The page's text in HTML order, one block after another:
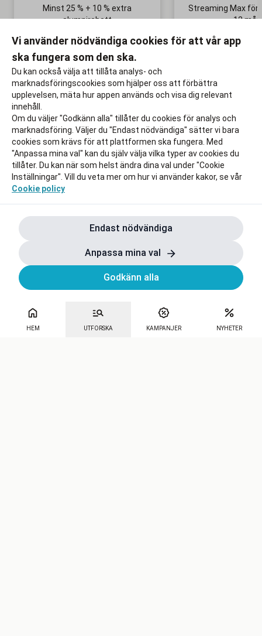
HEM UTFORSKA KAMPANJER NYHETER
Minst 25 % + 10 % extra
alumnirabatt
Boka din nästa semester!
Till rabatten
Streaming Max för
12 mån
Ingen
Vi använder nödvändiga cookies för att vår app
ska fungera som den ska.
Du kan också välja att tillåta analys- och
marknadsföringscookies som hjälper oss att förbättra
upplevelsen, mäta hur appen används och visa dig relevant
innehåll.
Om du väljer "Godkänn alla" tillåter du cookies för analys och
marknadsföring. Väljer du "Endast nödvändiga" sätter vi bara
cookies som krävs för att plattformen ska fungera. Med
"Anpassa mina val" kan du själv välja vilka typer av cookies du
tillåter. Du kan när som helst ändra dina val under "Cookie
Inställningar". Vill du veta mer om hur vi använder kakor, se vår
Cookie policy
Endast nödvändiga
Anpassa mina val
Godkänn alla